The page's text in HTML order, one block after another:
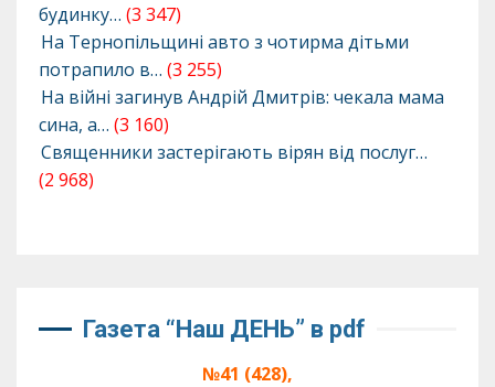
будинку… (3 347)
На Тернопільщині авто з чотирма дітьми
потрапило в… (3 255)
На війні загинув Андрій Дмитрів: чекала мама
сина, а… (3 160)
Священники застерігають вірян від послуг…
(2 968)
Газета “Наш ДЕНЬ” в pdf
№41 (428),